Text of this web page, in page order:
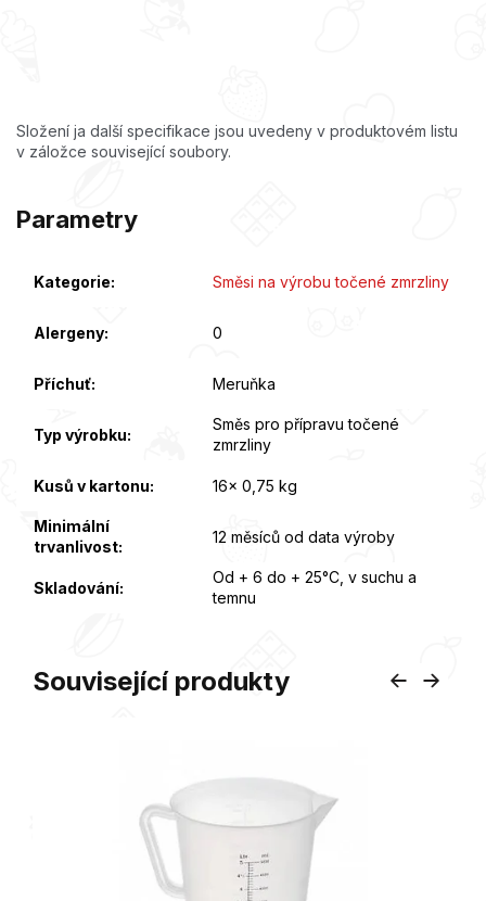
Složení ja další specifikace jsou uvedeny v produktovém listu
v záložce související soubory.
Parametry
Kategorie: Směsi na výrobu točené zmrzliny
Alergeny: 0
Příchuť: Meruňka
Typ výrobku:
Směs pro přípravu točené
zmrzliny
Kusů v kartonu: 16x 0,75 kg
Minimální
trvanlivost:
12 měsíců od data výroby
Skladování:
Od + 6 do + 25°C, v suchu a
temnu
Související produkty